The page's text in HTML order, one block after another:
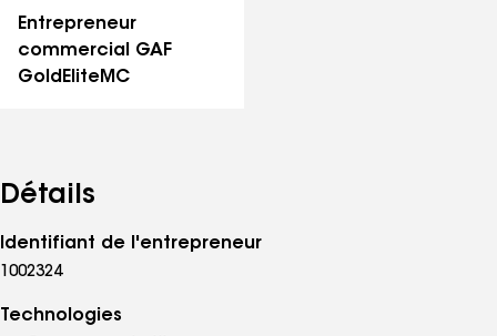
Entrepreneur
commercial GAF
GoldEliteMC
Détails
Identifiant de l'entrepreneur
1002324
Technologies